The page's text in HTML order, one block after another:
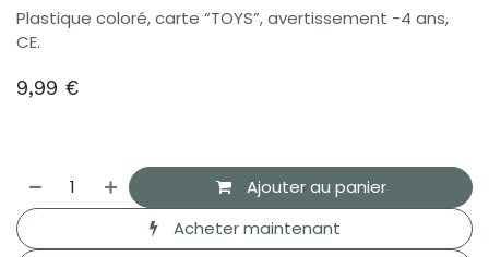
Plastique coloré, carte “TOYS”, avertissement -4 ans,
CE.
9,99 €
Ajouter au panier
Acheter maintenant